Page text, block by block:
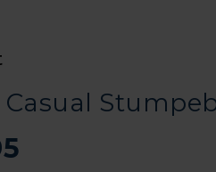
Casual